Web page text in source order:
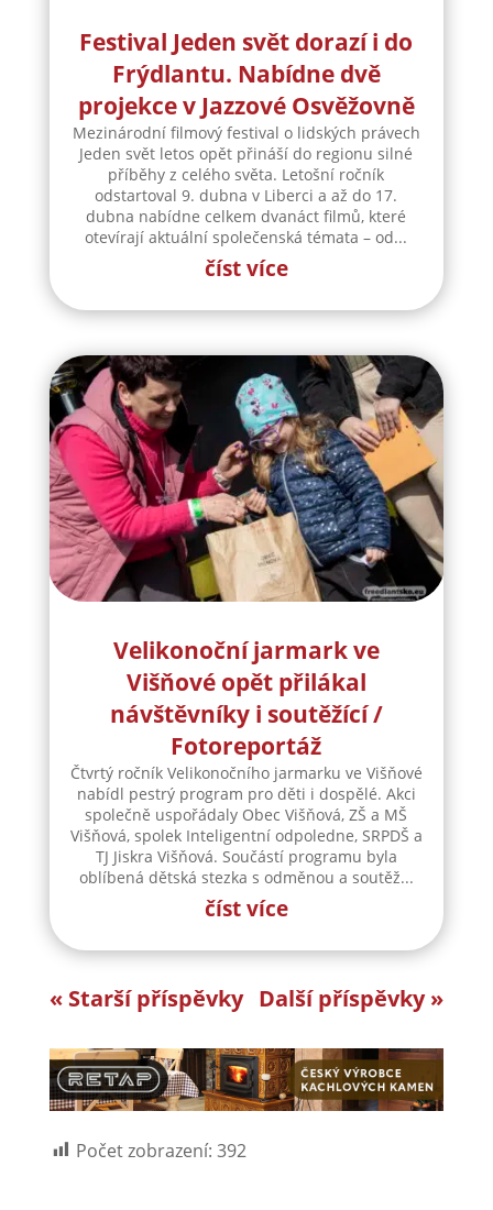
Festival Jeden svět dorazí i do
Frýdlantu. Nabídne dvě
projekce v Jazzové Osvěžovně
Mezinárodní filmový festival o lidských právech
Jeden svět letos opět přináší do regionu silné
příběhy z celého světa. Letošní ročník
odstartoval 9. dubna v Liberci a až do 17.
dubna nabídne celkem dvanáct filmů, které
otevírají aktuální společenská témata – od...
číst více
Velikonoční jarmark ve
Višňové opět přilákal
návštěvníky i soutěžící /
Fotoreportáž
Čtvrtý ročník Velikonočního jarmarku ve Višňové
nabídl pestrý program pro děti i dospělé. Akci
společně uspořádaly Obec Višňová, ZŠ a MŠ
Višňová, spolek Inteligentní odpoledne, SRPDŠ a
TJ Jiskra Višňová. Součástí programu byla
oblíbená dětská stezka s odměnou a soutěž...
číst více
« Starší příspěvky Další příspěvky »
Počet zobrazení: 392